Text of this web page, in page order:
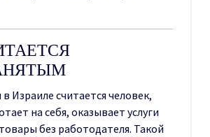
Израиле считается человек,
на себя, оказывает услуги
без работодателя. Такой